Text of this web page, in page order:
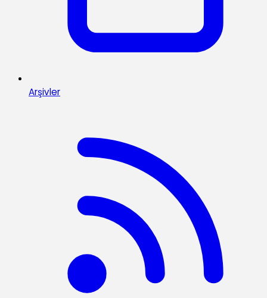
Arşivler